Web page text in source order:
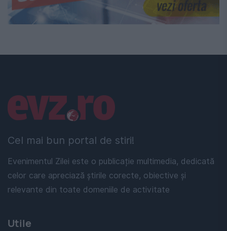
Cel mai bun portal de stiri!
Evenimentul Zilei este o publicație multimedia, dedicată
celor care apreciază știrile corecte, obiective și
relevante din toate domeniile de activitate
Linkuri utile
Utile